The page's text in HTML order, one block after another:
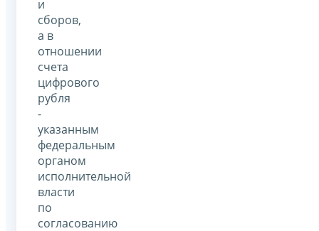
и
сборов,
а в
отношении
счета
цифрового
рубля
-
указанным
федеральным
органом
исполнительной
власти
по
согласованию